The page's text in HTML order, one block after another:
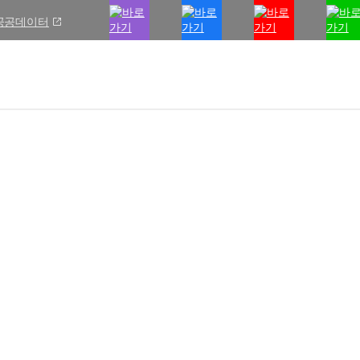
공데이터